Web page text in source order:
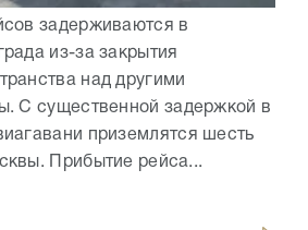
задерживаются в
из-за закрытия
над другими
С существенной задержкой в
приземлятся шесть
Прибытие рейса...